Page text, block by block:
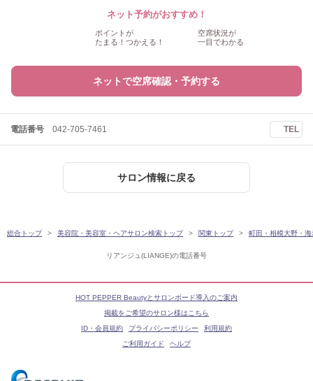
リアンジュ(LIANGE)の電話番号
ネット予約がおすすめ！
ポイントが
たまる！つかえる！
空席状況が
一目でわかる
ネットで空席確認・予約する
電話番号 042-705-7461 TEL
サロン情報に戻る
総合トップ 美容院・美容室・ヘアサロン検索トップ 関東トップ 町田・相模大野・
HOT PEPPER Beautyとサロンボード導入のご案内
掲載をご希望のサロン様はこちら
ID・会員規約
プライバシーポリシー
利用規約
ご利用ガイド
ヘルプ